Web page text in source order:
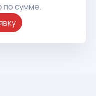
по сумме.